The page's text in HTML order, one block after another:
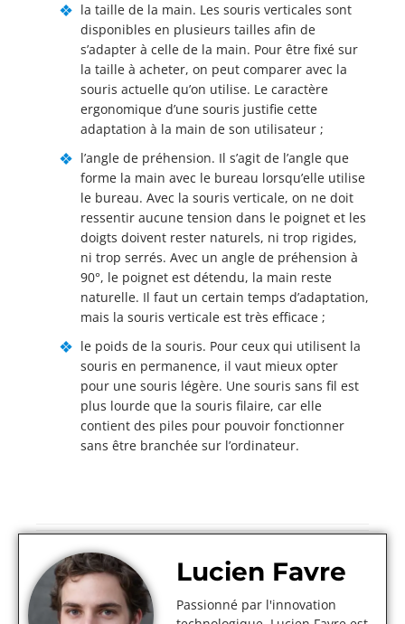
la taille de la main. Les souris verticales sont
disponibles en plusieurs tailles afin de
s’adapter à celle de la main. Pour être fixé sur
la taille à acheter, on peut comparer avec la
souris actuelle qu’on utilise. Le caractère
ergonomique d’une souris justifie cette
adaptation à la main de son utilisateur ;
l’angle de préhension. Il s’agit de l’angle que
forme la main avec le bureau lorsqu’elle utilise
le bureau. Avec la souris verticale, on ne doit
ressentir aucune tension dans le poignet et les
doigts doivent rester naturels, ni trop rigides,
ni trop serrés. Avec un angle de préhension à
90°, le poignet est détendu, la main reste
naturelle. Il faut un certain temps d’adaptation,
mais la souris verticale est très efficace ;
le poids de la souris. Pour ceux qui utilisent la
souris en permanence, il vaut mieux opter
pour une souris légère. Une souris sans fil est
plus lourde que la souris filaire, car elle
contient des piles pour pouvoir fonctionner
sans être branchée sur l’ordinateur.
Lucien Favre
Passionné par l'innovation